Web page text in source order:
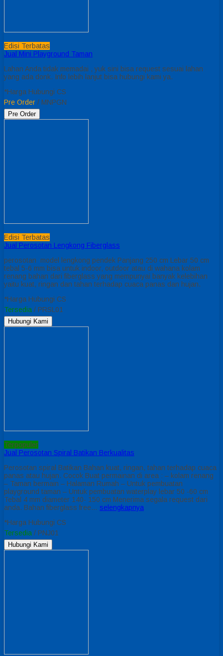
Edisi Terbatas
Jual Mini Playground Taman
Lahan Anda tidak memadai , yuk sini bisa request sesuai lahan
yang ada donk. Info lebih lanjut bisa hubungi kami ya.
*Harga Hubungi CS
Pre Order / MNPGN
Pre Order
Edisi Terbatas
Jual Perosotan Lengkong Fiberglass
perosotan model lengkong pendek Panjang 250 cm Lebar 50 cm
tebal 5-6 mm bisa untuk indoor, outdoor atau di wahana kolam
renang bahan dari fiberglass yang mempunyai banyak kelebihan
yaitu kuat, ringan dan tahan terhadap cuaca panas dan hujan.
*Harga Hubungi CS
Tersedia / PRSL01
Hubungi Kami
Terpopuler
Jual Perosotan Spiral Batikan Berkualitas
Perosotan spiral Batikan Bahan kuat, ringan, tahan terhadap cuaca
panas atau hujan. Cocok Buat permainan di area : – kolam renang
– Taman bermain – Halaman Rumah – Untuk pembuatan
playground taman – Untuk pembuatan waterplay lebar 50 -60 cm
Tebal 4 mm diameter 140- 150 cm Menerima segala request dari
anda. Bahan fiberglass free… selengkapnya
*Harga Hubungi CS
Tersedia / PNJ01
Hubungi Kami